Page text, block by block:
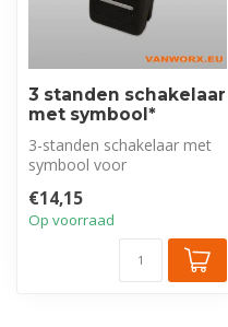
3 standen schakelaar
met symbool*
3-standen schakelaar met
symbool voor
aanzuigen of...
€14,15
Op voorraad